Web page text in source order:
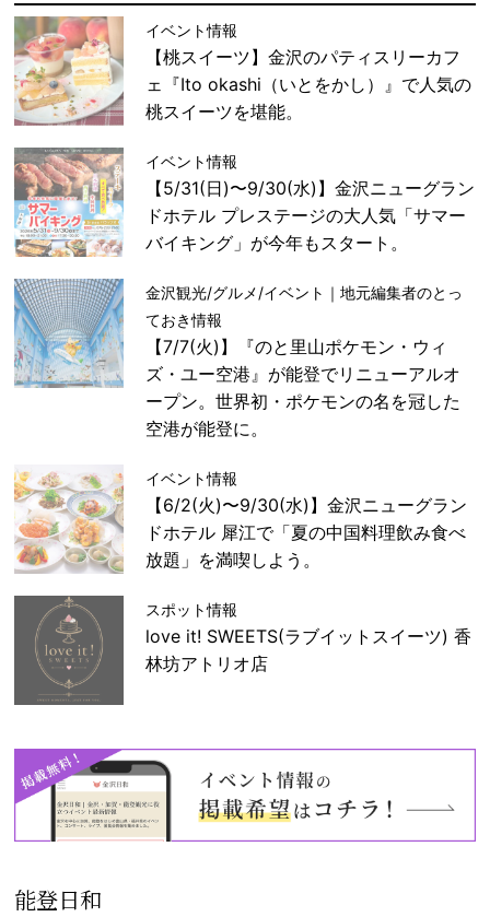
イベント情報
【桃スイーツ】金沢のパティスリーカフ
ェ『Ito okashi（いとをかし）』で人気の
桃スイーツを堪能。
イベント情報
【5/31(日)〜9/30(水)】金沢ニューグラン
ドホテル プレステージの大人気「サマー
バイキング」が今年もスタート。
金沢観光/グルメ/イベント｜地元編集者のとっ
ておき情報
【7/7(火)】『のと里山ポケモン・ウィ
ズ・ユー空港』が能登でリニューアルオ
ープン。世界初・ポケモンの名を冠した
空港が能登に。
イベント情報
【6/2(火)〜9/30(水)】金沢ニューグラン
ドホテル 犀江で「夏の中国料理飲み食べ
放題」を満喫しよう。
スポット情報
love it! SWEETS(ラブイットスイーツ) 香
林坊アトリオ店
能登日和